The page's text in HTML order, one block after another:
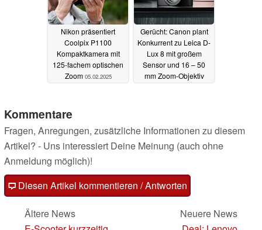
Nikon präsentiert
Coolpix P1100
Kompaktkamera mit
125-fachem optischen
Zoom 05.02.2025
Gerücht: Canon plant
Konkurrent zu Leica D-
Lux 8 mit großem
Sensor und 16 – 50
mm Zoom-Objektiv
Kommentare
Fragen, Anregungen, zusätzliche Informationen zu diesem
Artikel? - Uns interessiert Deine Meinung (auch ohne
Anmeldung möglich)!
Diesen Artikel kommentieren / Antworten
Ältere News
Neuere News